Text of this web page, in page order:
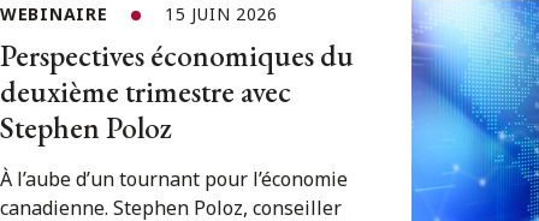
WEBINAIRE 15 JUIN 2026
Perspectives économiques du
deuxième trimestre avec
Stephen Poloz
À l’aube d’un tournant pour l’économie
canadienne. Stephen Poloz, conseiller